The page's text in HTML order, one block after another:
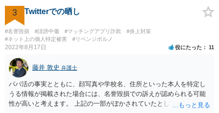
3 Twitterでの晒し
#名誉毀損 #誹謗中傷 #マッチングアプリ詐欺
#炎上対策
#ネット上の個人特定被害
#リベンジポルノ
2022年8月17日 役にたった 11
藤井 敦史 弁護士
パパ活の事実とともに、顔写真や学校名、住所といった本人を特定し
うる情報が掲載された場合には、名誉毀損での訴えが認められる可能
性が高いと考えます。 上記の一部がぼかされていたとしても、その全